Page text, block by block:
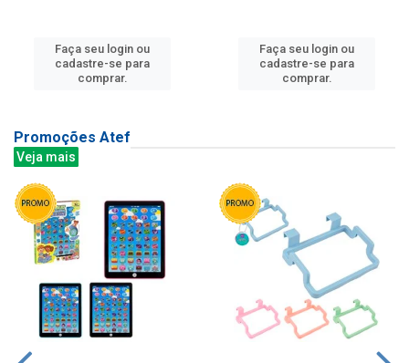
Faça seu login ou
cadastre-se para
comprar.
Faça seu login ou
cadastre-se para
comprar.
Promoções Atef
Veja mais